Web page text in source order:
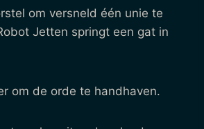
om versneld één unie te
Jetten springt een gat in
om de orde te handhaven.